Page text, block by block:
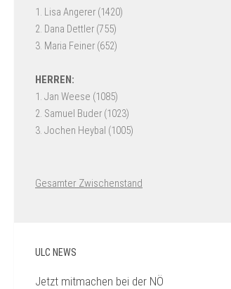
Gesamter Zwischenstand
ULC NEWS
Jetzt mitmachen bei der NÖ